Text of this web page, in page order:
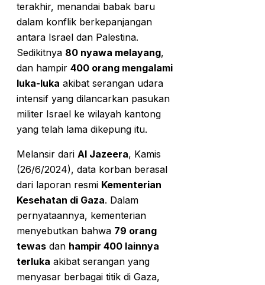
terakhir, menandai babak baru
dalam konflik berkepanjangan
antara Israel dan Palestina.
Sedikitnya 80 nyawa melayang,
dan hampir 400 orang mengalami
luka-luka akibat serangan udara
intensif yang dilancarkan pasukan
militer Israel ke wilayah kantong
yang telah lama dikepung itu.
Melansir dari Al Jazeera, Kamis
(26/6/2024), data korban berasal
dari laporan resmi Kementerian
Kesehatan di Gaza. Dalam
pernyataannya, kementerian
menyebutkan bahwa 79 orang
tewas dan hampir 400 lainnya
terluka akibat serangan yang
menyasar berbagai titik di Gaza,